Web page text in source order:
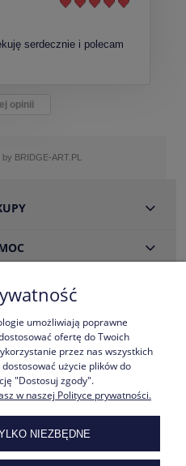
serdecznie i polecam
opinii
BRIDGE-ART.PL
umożliwiają poprawne
ofertę do Twoich
przez nas wszystkich
użycie plików do
"Dostosuj zgody".
w naszej Polityce prywatności.
NIEZBĘDNE